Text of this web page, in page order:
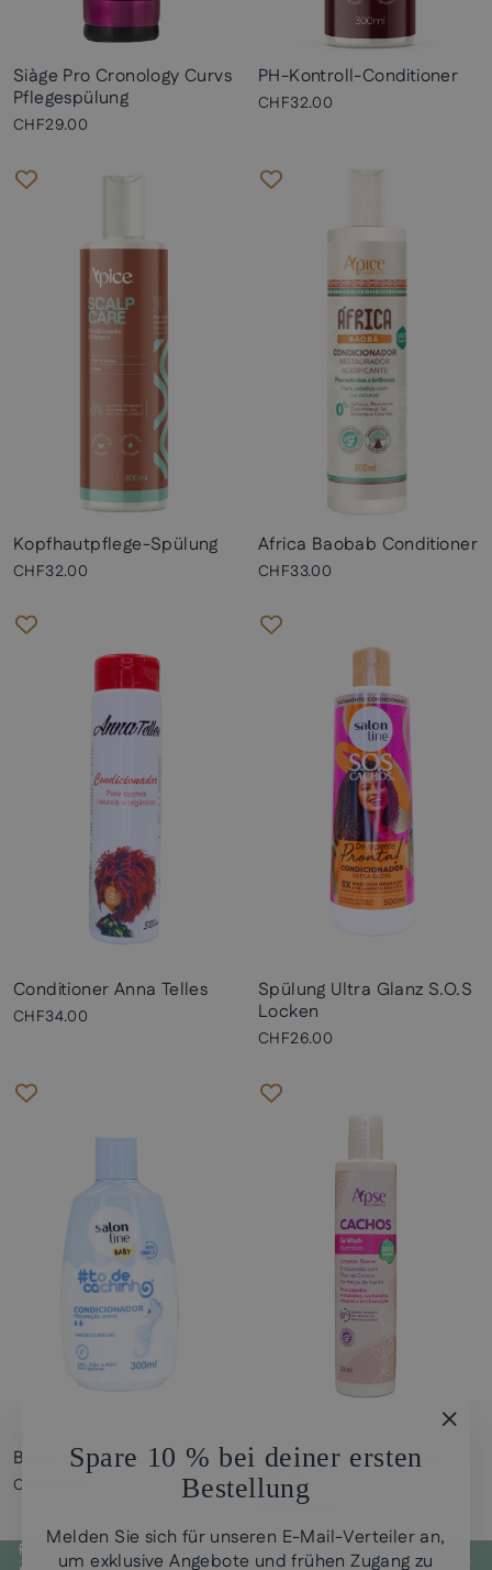
Spare 10 % bei deiner ersten
Bestellung
Melden Sie sich für unseren E-Mail-Verteiler an,
um exklusive Angebote und frühen Zugang zu
Siàge Pro Cronology Curvs
Pflegespülung
CHF29.00
PH-Kontroll-Conditioner
CHF32.00
Kopfhautpflege-Spülung
CHF32.00
Africa Baobab Conditioner
CHF33.00
Conditioner Anna Telles
CHF34.00
Spülung Ultra Glanz S.O.S
Locken
CHF26.00
Baby Haarspülung
CHF23.00
Pflegende Locken Co-
Wash
CHF30.00
RICHTLINIEN